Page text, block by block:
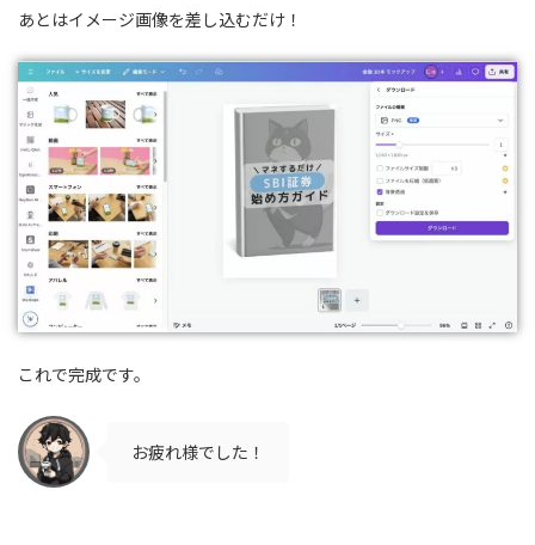
あとはイメージ画像を差し込むだけ！
これで完成です。
お疲れ様でした！